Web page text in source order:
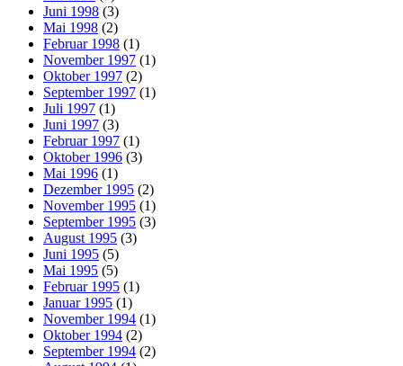
Juni 1998 (3)
Mai 1998 (2)
Februar 1998 (1)
November 1997 (1)
Oktober 1997 (2)
September 1997 (1)
Juli 1997 (1)
Juni 1997 (3)
Februar 1997 (1)
Oktober 1996 (3)
Mai 1996 (1)
Dezember 1995 (2)
November 1995 (1)
September 1995 (3)
August 1995 (3)
Juni 1995 (5)
Mai 1995 (5)
Februar 1995 (1)
Januar 1995 (1)
November 1994 (1)
Oktober 1994 (2)
September 1994 (2)